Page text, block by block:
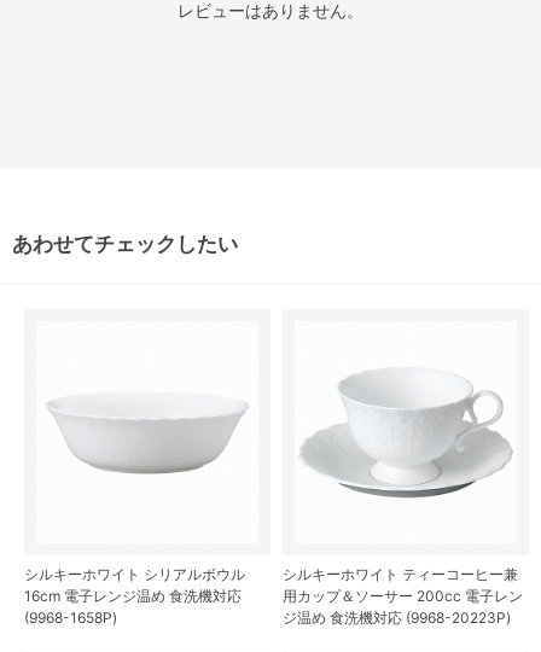
レビューはありません。
あわせてチェックしたい
シルキーホワイト シリアルボウル
16cm 電子レンジ温め 食洗機対応
(9968-1658P)
シルキーホワイト ティーコーヒー兼
用カップ＆ソーサー 200cc 電子レン
ジ温め 食洗機対応 (9968-20223P)